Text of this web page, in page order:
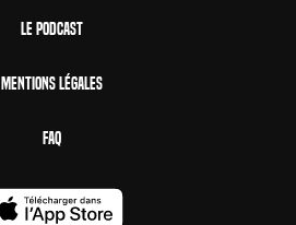
Le Podcast
Mentions Légales
FAQ